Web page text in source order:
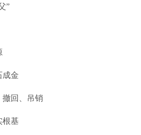
”
成金
撤回、吊销
根基